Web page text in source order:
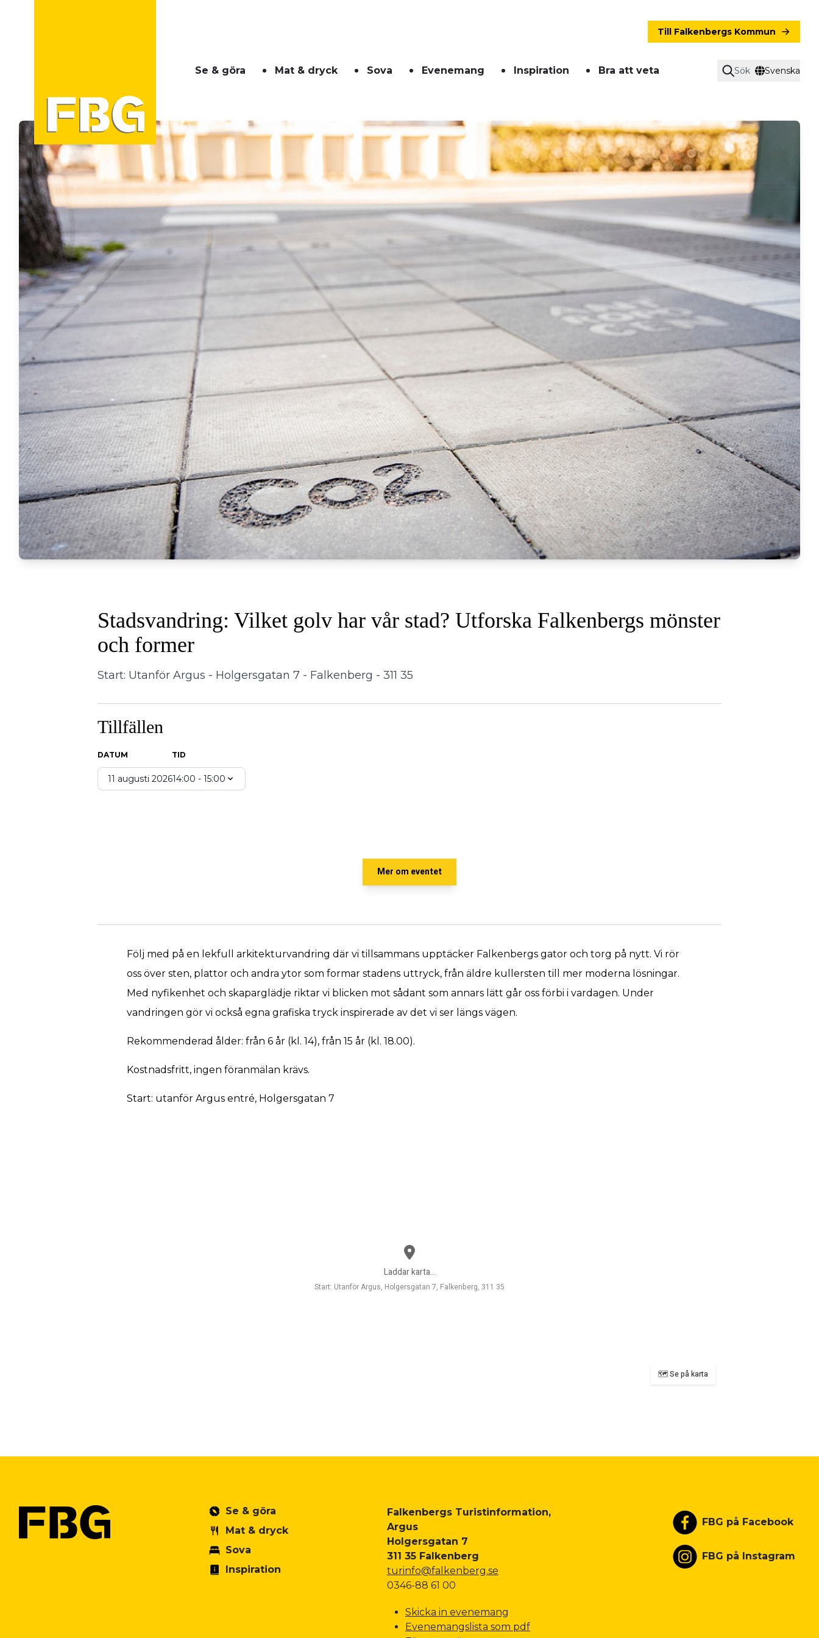
Till Falkenbergs Kommun
Se & göra Mat & dryck Sova Evenemang Inspiration Bra att veta Sök Svenska
Stadsvandring: Vilket golv har vår stad? Utforska Falkenbergs mönster
och former
Start: Utanför Argus - Holgersgatan 7 - Falkenberg - 311 35
Tillfällen
DATUM TID
11 augusti 202614:00 - 15:00
Mer om eventet
Följ med på en lekfull arkitekturvandring där vi tillsammans upptäcker Falkenbergs gator och torg på nytt. Vi rör
oss över sten, plattor och andra ytor som formar stadens uttryck, från äldre kullersten till mer moderna lösningar.
Med nyfikenhet och skaparglädje riktar vi blicken mot sådant som annars lätt går oss förbi i vardagen. Under
vandringen gör vi också egna grafiska tryck inspirerade av det vi ser längs vägen.
Rekommenderad ålder: från 6 år (kl. 14), från 15 år (kl. 18.00).
Kostnadsfritt, ingen föranmälan krävs.
Start: utanför Argus entré, Holgersgatan 7
Laddar karta...
Start: Utanför Argus, Holgersgatan 7, Falkenberg, 311 35
🗺️ Se på karta
Se & göra
Mat & dryck
Sova
Inspiration
Falkenbergs Turistinformation,
Argus
Holgersgatan 7
311 35 Falkenberg
turinfo@falkenberg.se
0346-88 61 00
Skicka in evenemang
Evenemangslista som pdf
FBG på Facebook
FBG på Instagram